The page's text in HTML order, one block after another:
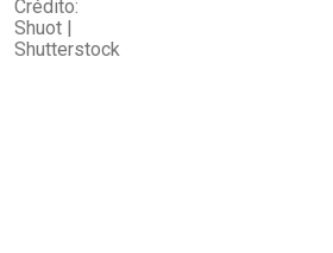
Crédito:
Shuot |
Shutterstock